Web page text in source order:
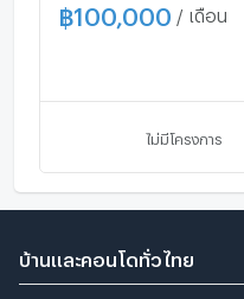
฿100,000 / เดือน
ไม่มีโครงการ
บ้านและคอนโดทั่วไทย